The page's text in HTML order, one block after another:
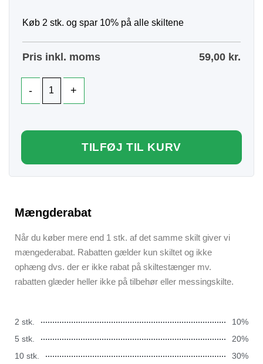
Køb 2 stk. og spar 10% på alle skiltene
Pris inkl. moms 59,00 kr.
TILFØJ TIL KURV
Mængderabat
Når du køber mere end 1 stk. af det samme skilt giver vi
mængederabat. Rabatten gælder kun skiltet og ikke
ophæng dvs. der er ikke rabat på skiltestænger mv.
rabatten glæder heller ikke på tilbehør eller messingskilte.
2 stk.
10%
5 stk.
20%
10 stk.
30%